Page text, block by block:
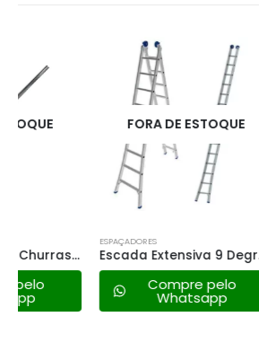
FORA DE ESTOQUE
Escada Extensiva 9 Degraus Mor
Compre pelo
Whatsapp